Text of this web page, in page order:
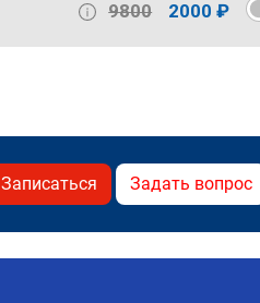
9800 2000 ₽
Записаться Задать вопрос